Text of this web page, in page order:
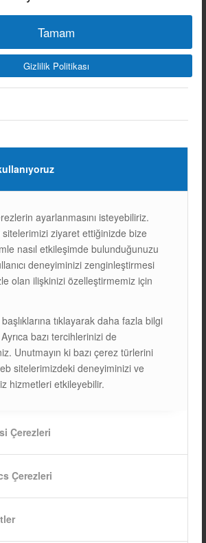
Tamam
Gizlilik Politikası
ayarlanmasını isteyebiliriz.
ziyaret ettiğinizde bize
nasıl etkileşimde bulunduğunuzu
deneyiminizi zenginleştirmesi
olan ilişkinizi özelleştirmemiz için
tıklayarak daha fazla bilgi
bazı tercihlerinizi de
Unutmayın ki bazı çerez türlerini
sitelerimizdeki deneyiminizi ve
hizmetleri etkileyebilir.
Çerezleri
Çerezleri
EN SIK
HATALAR VE
AÇI SEÇİMİ Güneş panellerinin verimli
yön ve açıya yerleştirilmesi
güneş panelleri en verimli şekilde
yerleştirilir ve 30-40 DERECE arasında…